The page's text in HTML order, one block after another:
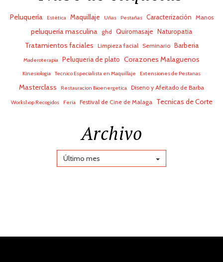
Peluquería Estética Maquillaje Uñas Pestañas Caracterización Manos
peluquería masculina ghd Quiromasaje Naturopatia
Tratamientos faciales Limpieza facial Seminario Barberia
Maderoterapia Peluqueria de plato Corazones Malaguenos
Kinesiologia Tecnico Especialista en Maquillaje Extensiones de Pestanas
Masterclass Restauracion Bioenergetica Diseno y Afeitado de Barba
Workshop Recogidos Feria Festival de Cine de Malaga Tecnicas de Corte
Archivo
Último mes